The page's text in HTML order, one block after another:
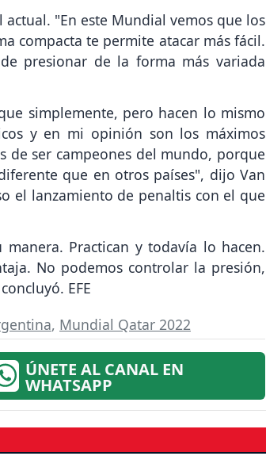
"En este Mundial vemos que los
compacta te permite atacar más fácil.
presionar de la forma más variada
simplemente, pero hacen lo mismo
y en mi opinión son los máximos
de ser campeones del mundo, porque
que en otros países", dijo Van
el lanzamiento de penaltis con el que
Practican y todavía lo hacen.
No podemos controlar la presión,
EFE
, Mundial Qatar 2022
ÚNETE AL CANAL EN
WHATSAPP